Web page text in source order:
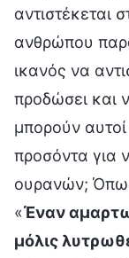
ανθρώπου
ικανός να
προδώσει και
μπορούν
προσόντα για
ουρανών;
«Έναν
μόλις